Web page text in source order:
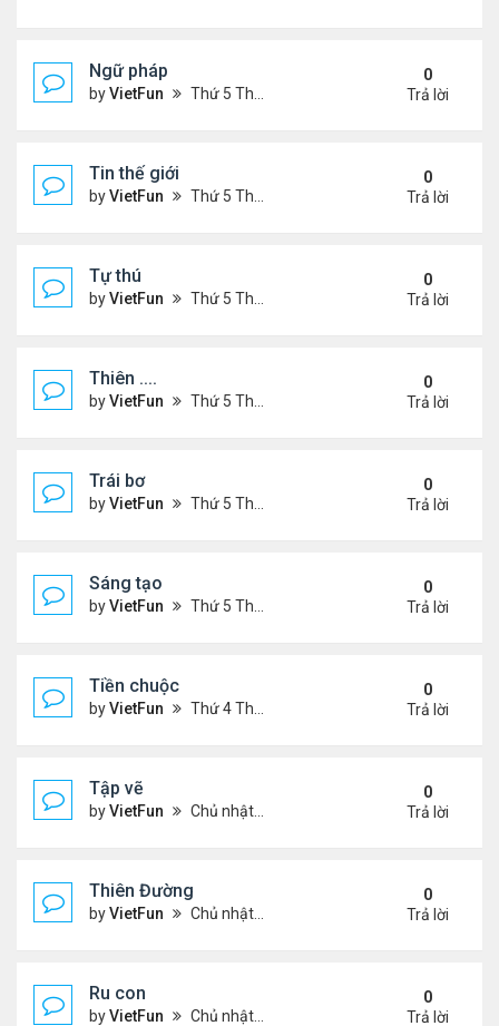
Ngữ pháp
byVietFun Thứ 5 Tháng 7 14, 2022 4:36 pm
0
Trả lời
Tin thế giới
byVietFun Thứ 5 Tháng 7 14, 2022 4:34 pm
0
Trả lời
Tự thú
byVietFun Thứ 5 Tháng 7 14, 2022 4:33 pm
0
Trả lời
Thiên ....
byVietFun Thứ 5 Tháng 7 14, 2022 4:30 pm
0
Trả lời
Trái bơ
byVietFun Thứ 5 Tháng 7 14, 2022 4:28 pm
0
Trả lời
Sáng tạo
byVietFun Thứ 5 Tháng 7 14, 2022 4:25 pm
0
Trả lời
Tiền chuộc
byVietFun Thứ 4 Tháng 7 06, 2022 12:18 pm
0
Trả lời
Tập vẽ
byVietFun Chủ nhật Tháng 4 03, 2022 8:25 pm
0
Trả lời
Thiên Đường
byVietFun Chủ nhật Tháng 4 03, 2022 8:24 pm
0
Trả lời
Ru con
byVietFun Chủ nhật Tháng 4 03, 2022 8:23 pm
0
Trả lời